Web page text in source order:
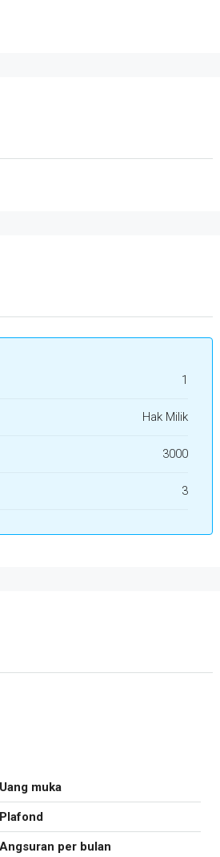
1
Hak Milik
3000
3
Uang muka
Plafond
Angsuran per bulan